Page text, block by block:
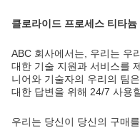
클로라이드 프로세스 티타
ABC 회사에서는, 우리는 우
대한 기술 지원과 서비스를
니어와 기술자의 우리의 팀
대한 답변을 위해 24/7 사용
우리는 당신이 당신의 구매